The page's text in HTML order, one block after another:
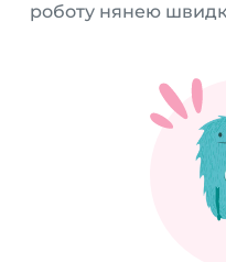
роботу нянею